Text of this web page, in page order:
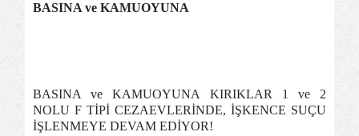
BASINA ve KAMUOYUNA
BASINA ve KAMUOYUNA KIRIKLAR 1 ve 2
NOLU F TİPİ CEZAEVLERİNDE, İŞKENCE SUÇU
İŞLENMEYE DEVAM EDİYOR!